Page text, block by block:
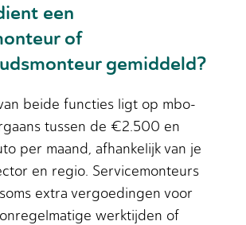
een
of
gemiddeld?
beide functies ligt op mbo-
tussen de €2.500 en
per maand, afhankelijk van je
en regio. Servicemonteurs
extra vergoedingen voor
werktijden of